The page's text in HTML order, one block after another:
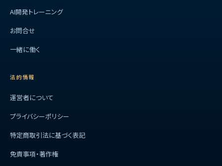
AI開発トレーニング
お問合せ
一緒に働く
法的情報
運営者について
プライバシーポリシー
特定商取引法に基づく表記
免責事項・著作権